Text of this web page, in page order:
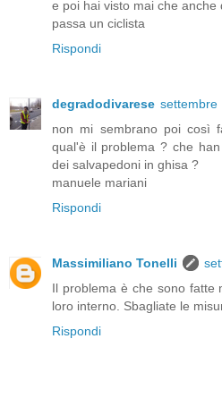
e poi hai visto mai che anche
passa un ciclista
Rispondi
degradodivarese settembre
non mi sembrano poi così
qual'è il problema ? che
dei salvapedoni in ghisa ?
manuele mariani
Rispondi
Massimiliano Tonelli
Il problema è che sono fatte
loro interno. Sbagliate le
Rispondi